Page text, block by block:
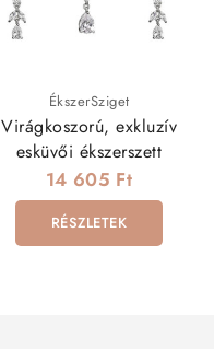
ÉkszerSziget
Virágkoszorú, exkluzív
esküvői ékszerszett
14 605 Ft
RÉSZLETEK